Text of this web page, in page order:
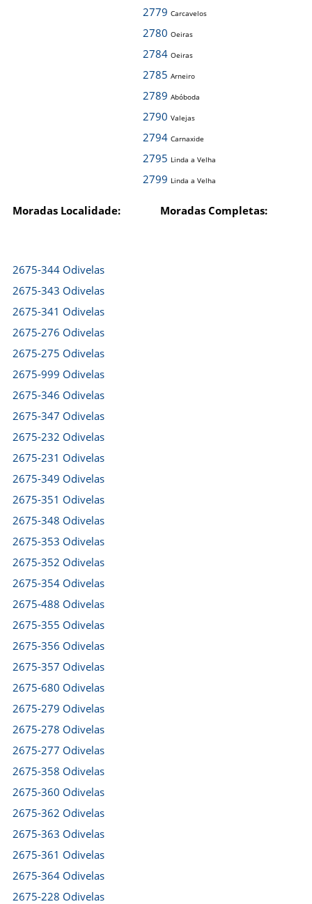
2779 Carcavelos
2780 Oeiras
2784 Oeiras
2785 Arneiro
2789 Abóboda
2790 Valejas
2794 Carnaxide
2795 Linda a Velha
2799 Linda a Velha
Moradas Localidade: Moradas Completas:
2675-344 Odivelas
2675-343 Odivelas
2675-341 Odivelas
2675-276 Odivelas
2675-275 Odivelas
2675-999 Odivelas
2675-346 Odivelas
2675-347 Odivelas
2675-232 Odivelas
2675-231 Odivelas
2675-349 Odivelas
2675-351 Odivelas
2675-348 Odivelas
2675-353 Odivelas
2675-352 Odivelas
2675-354 Odivelas
2675-488 Odivelas
2675-355 Odivelas
2675-356 Odivelas
2675-357 Odivelas
2675-680 Odivelas
2675-279 Odivelas
2675-278 Odivelas
2675-277 Odivelas
2675-358 Odivelas
2675-360 Odivelas
2675-362 Odivelas
2675-363 Odivelas
2675-361 Odivelas
2675-364 Odivelas
2675-228 Odivelas